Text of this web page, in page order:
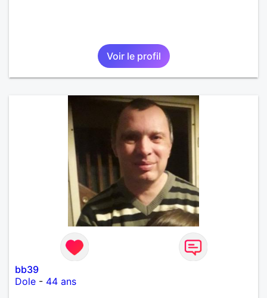
Voir le profil
bb39
Dole - 44 ans